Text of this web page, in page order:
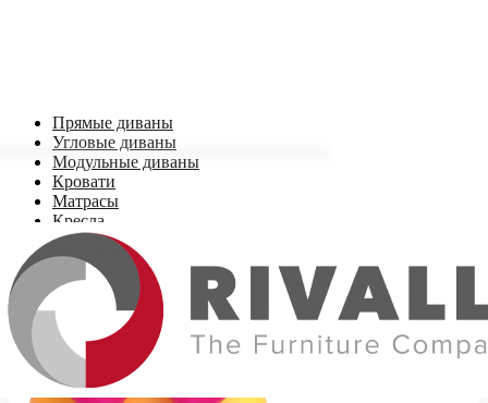
Прямые диваны
Угловые диваны
Модульные диваны
Кровати
Матрасы
Кресла
Стеллажи, комоды